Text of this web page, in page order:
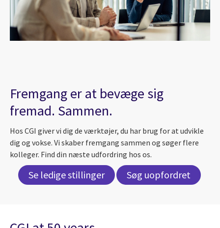
Fremgang er at bevæge sig
fremad. Sammen.
Hos CGI giver vi dig de værktøjer, du har brug for at udvikle
dig og vokse. Vi skaber fremgang sammen og søger flere
kolleger. Find din næste udfordring hos os.
Se ledige stillinger Søg uopfordret